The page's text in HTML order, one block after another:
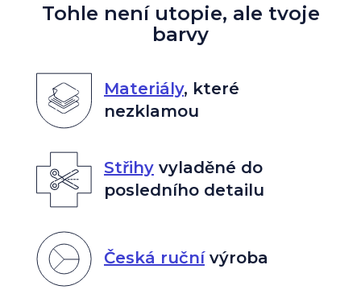
Tohle není utopie, ale tvoje
barvy
Materiály, které
nezklamou
Střihyvyladěné do
posledního detailu
Česká ručnívýroba